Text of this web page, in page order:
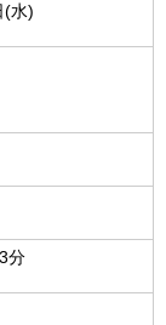
(水)
分